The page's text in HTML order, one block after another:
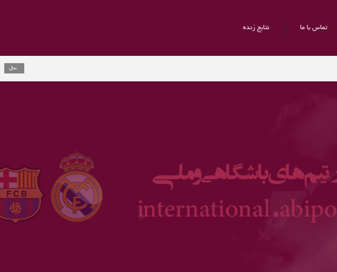
تماس با ما نتایج زنده
راموس به
ارلینگ هالند